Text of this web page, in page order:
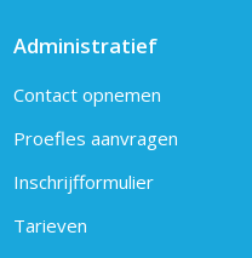
Administratief
Contact opnemen
Proefles aanvragen
Inschrijfformulier
Tarieven